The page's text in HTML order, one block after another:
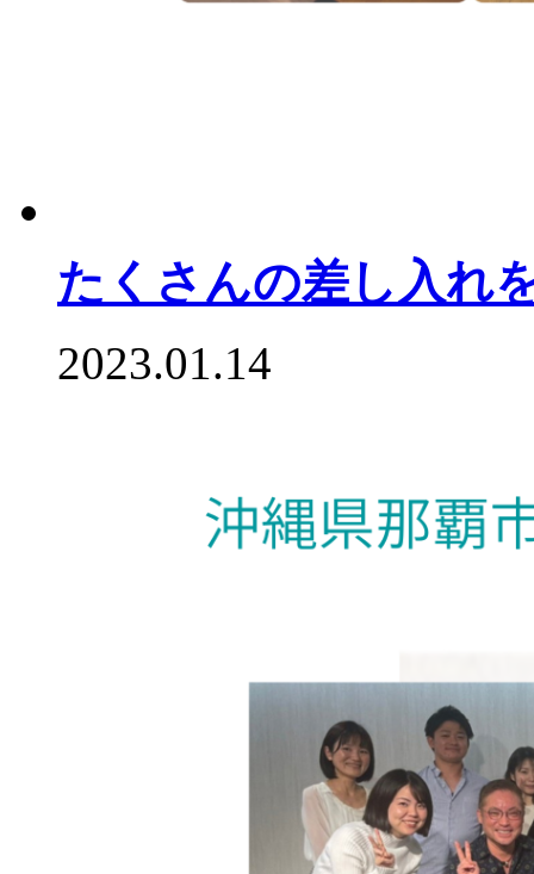
たくさんの差し入れ
2023.01.14